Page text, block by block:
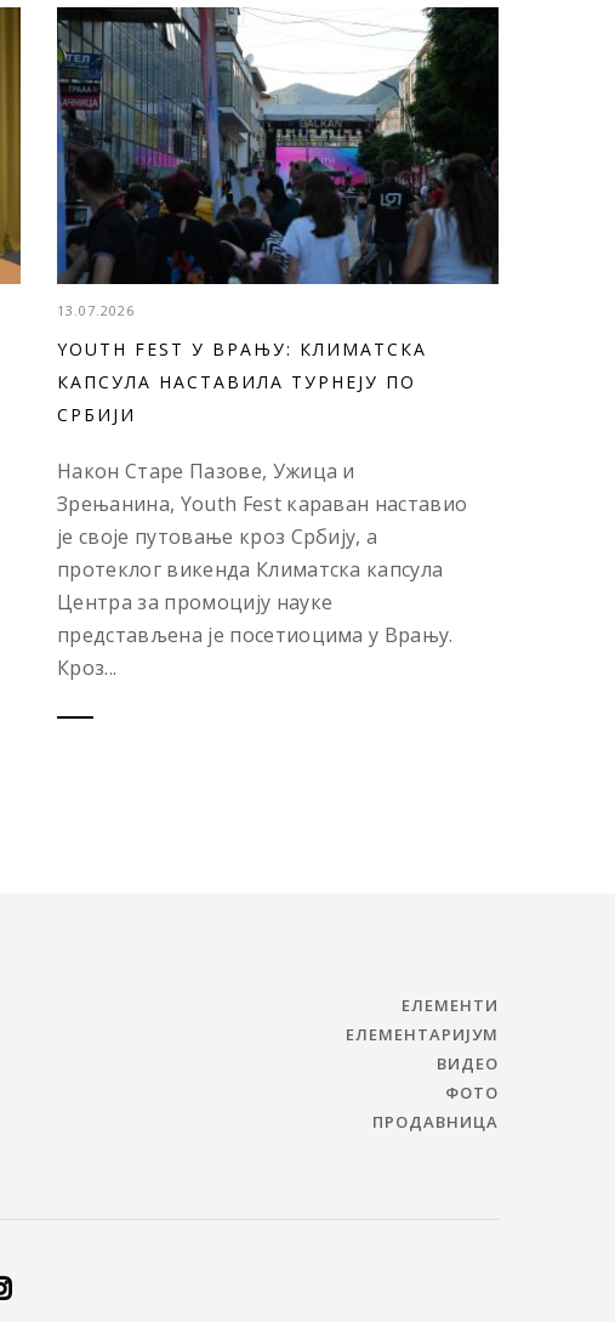
13.07.2026
YOUTH FEST У ВРАЊУ: КЛИМАТСКА
КАПСУЛА НАСТАВИЛА ТУРНЕЈУ ПО
СРБИЈИ
Након Старе Пазове, Ужица и
Зрењанина, Youth Fest караван наставио
је своје путовање кроз Србију, а
протеклог викенда Климатска капсула
Центра за промоцију науке
представљена је посетиоцима у Врању.
Кроз...
ЕЛЕМЕНТИ
ЕЛЕМЕНТАРИЈУМ
ВИДЕО
ФОТО
ПРОДАВНИЦА